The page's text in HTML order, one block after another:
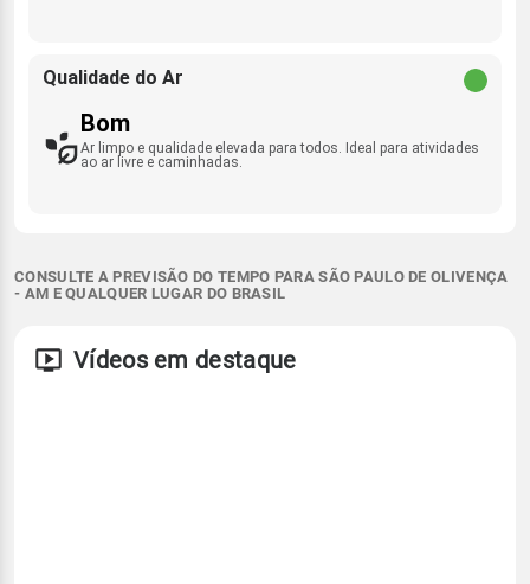
Qualidade do Ar
Bom
Ar limpo e qualidade elevada para todos. Ideal para atividades
ao ar livre e caminhadas.
CONSULTE A PREVISÃO DO TEMPO PARA SÃO PAULO DE OLIVENÇA
- AM E QUALQUER LUGAR DO BRASIL
Vídeos em destaque